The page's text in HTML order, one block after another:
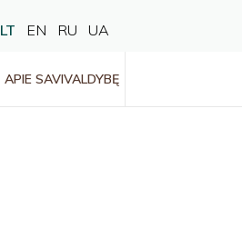
LT EN RU UA
APIE SAVIVALDYBĘ